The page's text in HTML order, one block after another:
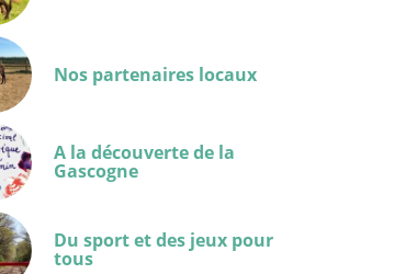
Nos partenaires locaux
A la découverte de la
Gascogne
Du sport et des jeux pour
tous